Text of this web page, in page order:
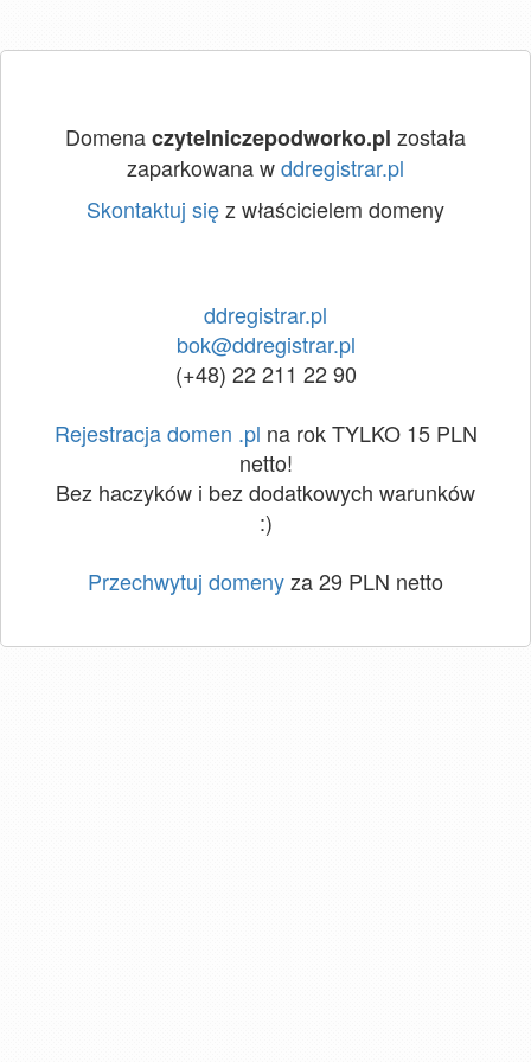
Domenaczytelniczepodworko.pl została
zaparkowana wddregistrar.pl
Skontaktuj sięz właścicielem domeny
ddregistrar.pl
bok@ddregistrar.pl
(+48) 22 211 22 90
Rejestracja domen .pl na rok TYLKO 15 PLN
netto!
Bez haczyków i bez dodatkowych warunków
:)
Przechwytuj domenyza 29 PLN netto